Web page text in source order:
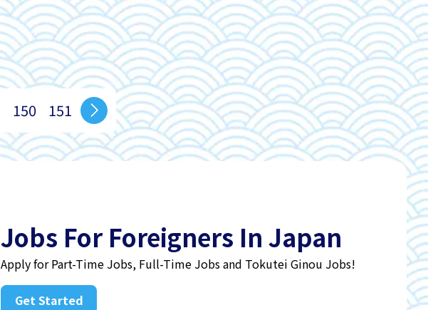
150 151
Jobs For Foreigners In Japan
Apply for Part-Time Jobs, Full-Time Jobs and Tokutei Ginou Jobs!
Get Started